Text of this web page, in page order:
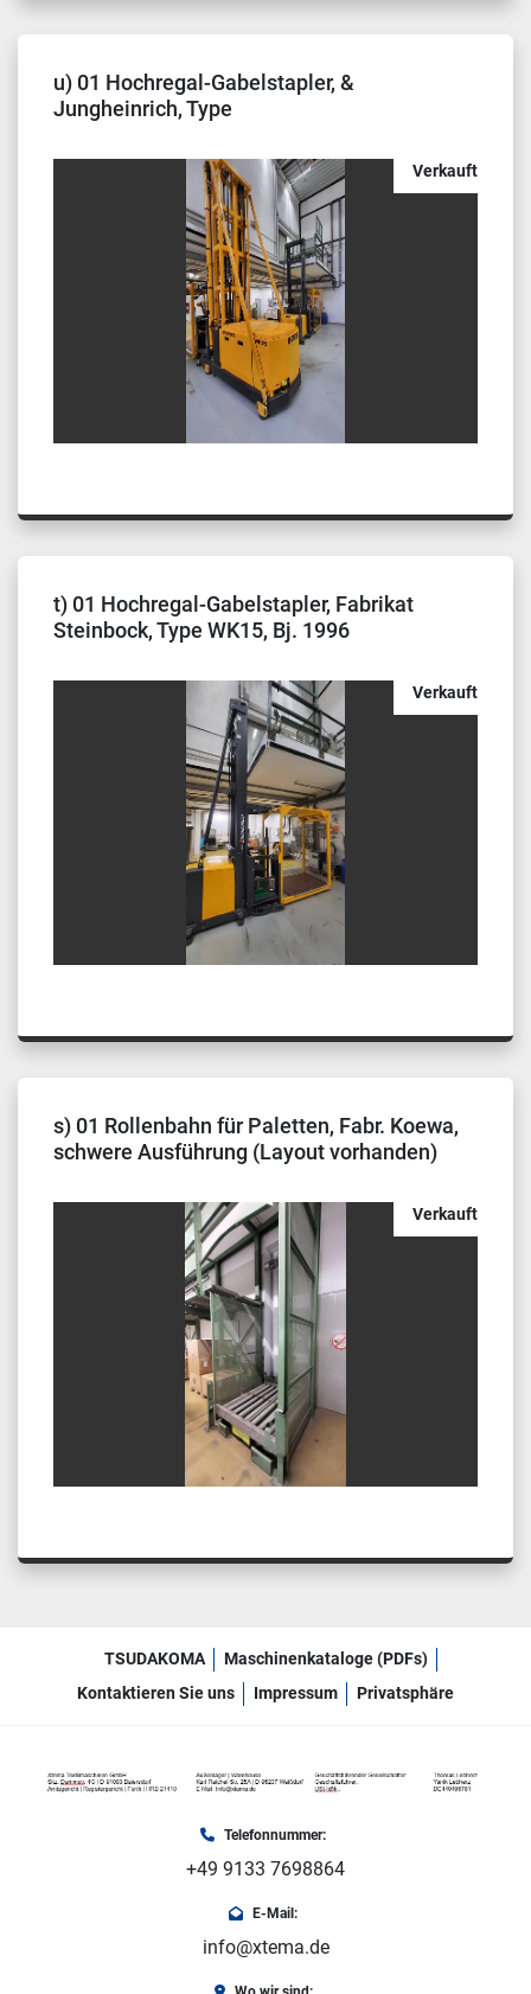
u) 01 Hochregal-Gabelstapler, &
Jungheinrich, Type
Verkauft
t) 01 Hochregal-Gabelstapler, Fabrikat
Steinbock, Type WK15, Bj. 1996
Verkauft
s) 01 Rollenbahn für Paletten, Fabr. Koewa,
schwere Ausführung (Layout vorhanden)
Verkauft
TSUDAKOMA
Maschinenkataloge (PDFs)
Kontaktieren Sie uns
Impressum Privatsphäre
Telefonnummer:
+49 9133 7698864
E-Mail:
info@xtema.de